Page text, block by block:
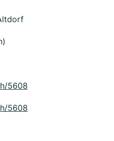
5608
5608